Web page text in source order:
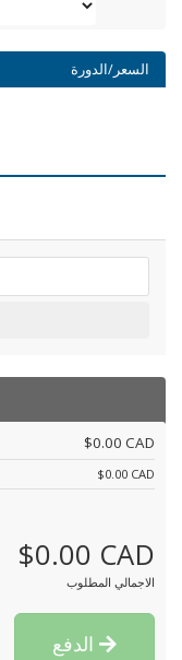
السعر/الدورة
$0.00 CAD
$0.00 CAD
$0.00 CAD
الاجمالي المطلوب